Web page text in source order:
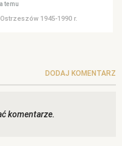
temu
Ostrzeszów 1945-1990 r.
DODAJ KOMENTARZ
komentarze.